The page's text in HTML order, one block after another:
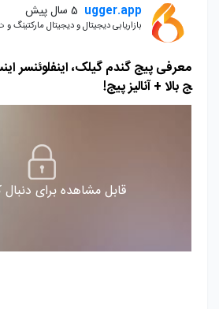
ugger.app 5 سال پیش
بازاریابی دیجیتال و دیجیتال مارکتینگ
معرفی پیج گندم گیلک، اینفلوئنسر
ج بالا + آنالیز پیج!
قابل مشاهده برای دنبال